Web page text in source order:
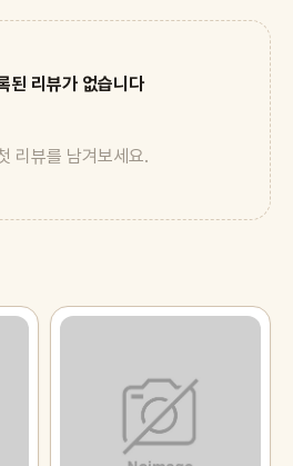
된 리뷰가 없습니다
리뷰를 남겨보세요.